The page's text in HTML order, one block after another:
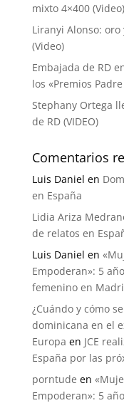
mixto 4×400 (Video)
Liranyi Alonso:
(Video)
Embajada de RD
los «Premios
Stephany Ortega
de RD (VIDEO)
Comentarios
Luis Daniel en
en España
Lidia Ariza
de relatos en
Luis Daniel en
Empoderan»: 5
femenino en
¿Cuándo y cómo
dominicana en el
Europa en JCE
España por las
porntude en
Empoderan»: 5